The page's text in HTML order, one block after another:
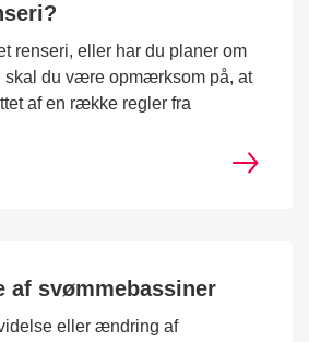
renseri, eller har du planer om
skal du være opmærksom på, at
af en række regler fra
af svømmebassiner
eller ændring af